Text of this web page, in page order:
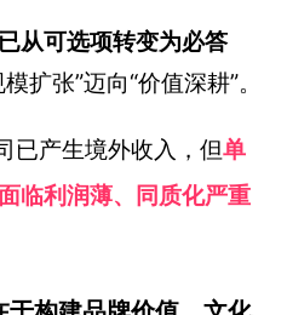
从可选项转变为必答
扩张”迈向“价值深耕”。
已产生境外收入，但单
临利润薄、同质化严重